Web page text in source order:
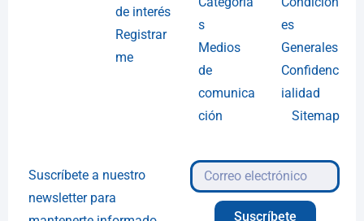
de interés
Registrar
me
s
Medios
de
comunica
ción
es
Generales
Confidenc
ialidad
Sitemap
Suscríbete a nuestro
newsletter para
Suscríbete